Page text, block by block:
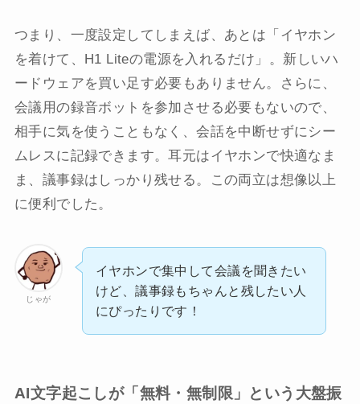
つまり、一度設定してしまえば、あとは「イヤホン
を着けて、H1 Liteの電源を入れるだけ」。新しいハ
ードウェアを買い足す必要もありません。さらに、
会議用の録音ボットを参加させる必要もないので、
相手に気を使うこともなく、会話を中断せずにシー
ムレスに記録できます。耳元はイヤホンで快適なま
ま、議事録はしっかり残せる。この両立は想像以上
に便利でした。
じゃが
イヤホンで集中して会議を聞きたい
けど、議事録もちゃんと残したい人
にぴったりです！
AI文字起こしが「無料・無制限」という大盤振